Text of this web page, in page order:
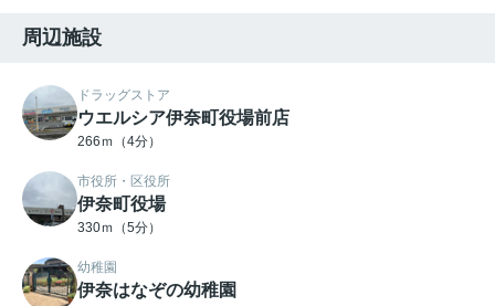
周辺施設
ドラッグストア
ウエルシア伊奈町役場前店
266ｍ（4分）
市役所・区役所
伊奈町役場
330ｍ（5分）
幼稚園
伊奈はなぞの幼稚園